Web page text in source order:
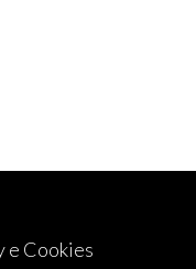
e Cookies